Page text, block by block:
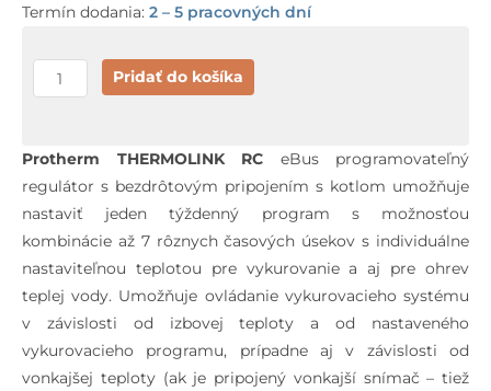
Termín dodania: 2 – 5 pracovných dní
množstvo
Protherm
RC
Pridať do košíka
Protherm THERMOLINK RC eBus programovateľný
regulátor s bezdrôtovým pripojením s kotlom umožňuje
nastaviť jeden týždenný program s možnosťou
kombinácie až 7 rôznych časových úsekov s individuálne
nastaviteľnou teplotou pre vykurovanie a aj pre ohrev
teplej vody. Umožňuje ovládanie vykurovacieho systému
v závislosti od izbovej teploty a od nastaveného
vykurovacieho programu, prípadne aj v závislosti od
vonkajšej teploty (ak je pripojený vonkajší snímač – tiež